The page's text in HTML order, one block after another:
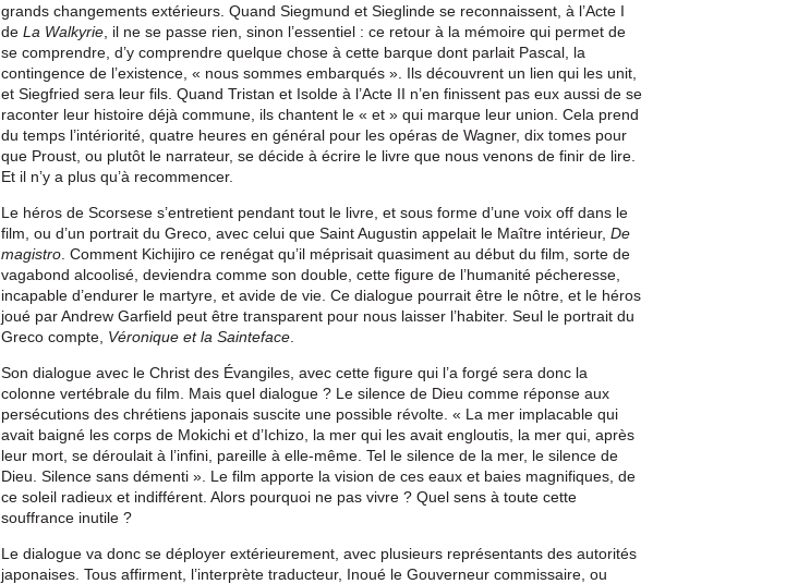
grands changements extérieurs. Quand Siegmund et Sieglinde se reconnaissent, à l’Acte I
deLa Walkyrie , il ne se passe rien, sinon l’essentiel : ce retour à la mémoire qui permet de
se comprendre, d’y comprendre quelque chose à cette barque dont parlait Pascal, la
contingence de l’existence, « nous sommes embarqués ». Ils découvrent un lien qui les unit,
et Siegfried sera leur fils. Quand Tristan et Isolde à l’Acte II n’en finissent pas eux aussi de se
raconter leur histoire déjà commune, ils chantent le « et » qui marque leur union. Cela prend
du temps l’intériorité, quatre heures en général pour les opéras de Wagner, dix tomes pour
que Proust, ou plutôt le narrateur, se décide à écrire le livre que nous venons de finir de lire.
Et il n’y a plus qu’à recommencer.
Le héros de Scorsese s’entretient pendant tout le livre, et sous forme d’une voix off dans le
film, ou d’un portrait du Greco, avec celui que Saint Augustin appelait le Maître intérieur,De
magistro . Comment Kichijiro ce renégat qu’il méprisait quasiment au début du film, sorte de
vagabond alcoolisé, deviendra comme son double, cette figure de l’humanité pécheresse,
incapable d’endurer le martyre, et avide de vie. Ce dialogue pourrait être le nôtre, et le héros
joué par Andrew Garfield peut être transparent pour nous laisser l’habiter. Seul le portrait du
Greco compte, Véronique et la Sainteface
Son dialogue avec le Christ des Évangiles, avec cette figure qui l’a forgé sera donc la
colonne vertébrale du film. Mais quel dialogue ? Le silence de Dieu comme réponse aux
persécutions des chrétiens japonais suscite une possible révolte. « La mer implacable qui
avait baigné les corps de Mokichi et d’Ichizo, la mer qui les avait engloutis, la mer qui, après
leur mort, se déroulait à l’infini, pareille à elle-même. Tel le silence de la mer, le silence de
Dieu. Silence sans démenti ». Le film apporte la vision de ces eaux et baies magnifiques, de
ce soleil radieux et indifférent. Alors pourquoi ne pas vivre ? Quel sens à toute cette
souffrance inutile ?
Le dialogue va donc se déployer extérieurement, avec plusieurs représentants des autorités
japonaises. Tous affirment, l’interprète traducteur, Inoué le Gouverneur commissaire, ou